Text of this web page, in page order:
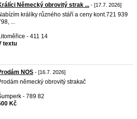
Německý obrovitý strak ... - [17.7. 2026]
králíky různého stáří a ceny kont.721 939
...
- 411 14
textu
NOS - [16.7. 2026]
německý obrovitý strakač
- 789 82
Kč